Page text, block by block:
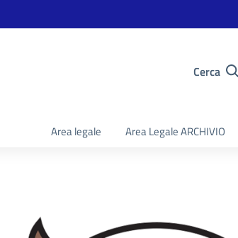
Cerca
Area legale Area Legale ARCHIVIO